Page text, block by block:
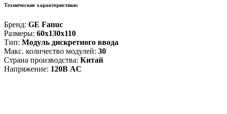
Технические характеристики:
Бренд: GE Fanuc
Размеры: 60x130x110
Тип: Модуль дискретного ввода
Макс. количество модулей: 30
Страна производства: Китай
Напряжение: 120В AC